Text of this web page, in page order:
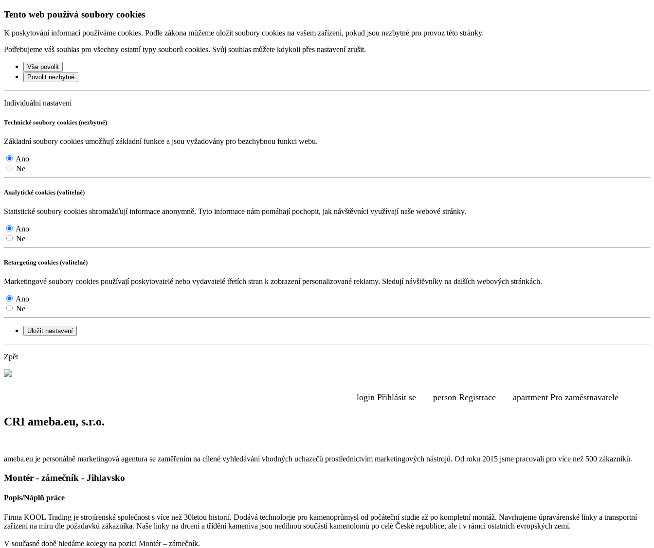
Tento web používá soubory cookies
K poskytování informací používáme cookies. Podle zákona můžeme uložit soubory cookies na vašem zařízení, pokud jsou nezbytné pro provoz této stránky.
Potřebujeme váš souhlas pro všechny ostatní typy souborů cookies. Svůj souhlas můžete kdykoli přes nastavení zrušit.
Vše povolit
Povolit nezbytné
Individuální nastavení
Technické soubory cookies (nezbytné)
Základní soubory cookies umožňují základní funkce a jsou vyžadovány pro bezchybnou funkci webu.
Ano
Ne
Analytické cookies (volitelné)
Statistické soubory cookies shromažďují informace anonymně. Tyto informace nám pomáhají pochopit, jak návštěvníci využívají naše webové stránky.
Ano
Ne
Retargeting cookies (volitelné)
Marketingové soubory cookies používají poskytovatelé nebo vydavatelé třetích stran k zobrazení personalizované reklamy. Sledují návštěvníky na dalších webových stránkách.
Ano
Ne
Uložit nastavení
Zpět
login Přihlásit se person Registrace apartment Pro zaměstnavatele
CRI ameba.eu, s.r.o.
ameba.eu je personálně marketingová agentura se zaměřením na cílené vyhledávání vhodných uchazečů prostřednictvím marketingových nástrojů. Od roku 2015 jsme pracovali pro více než 500 zákazníků.
Montér - zámečník - Jihlavsko
Popis/Náplň práce
Firma KOOL Trading je strojírenská společnost s více než 30letou historií. Dodává technologie pro kamenoprůmysl od počáteční studie až po kompletní montáž. Navrhujeme úpravárenské linky a transportní
zařízení na míru dle požadavků zákazníka. Naše linky na drcení a třídění kameniva jsou nedílnou součástí kamenolomů po celé České republice, ale i v rámci ostatních evropských zemí.
V současné době hledáme kolegy na pozici Montér – zámečník.